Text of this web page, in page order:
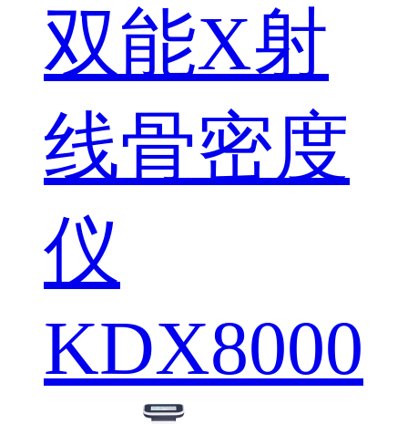
双能X射
线骨密度
仪
KDX8000